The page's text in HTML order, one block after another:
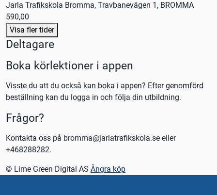
Jarla Trafikskola Bromma, Travbanevägen 1, BROMMA
590,00
Visa fler tider
Deltagare
Boka körlektioner i appen
Visste du att du också kan boka i appen? Efter genomförd
beställning kan du logga in och följa din utbildning.
Frågor?
Kontakta oss på bromma@jarlatrafikskola.se eller
+468288282.
© Lime Green Digital AS Ångra köp